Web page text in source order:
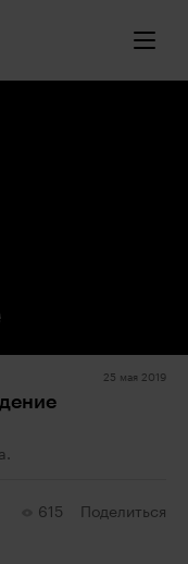
25 мая 2019
615 Поделиться